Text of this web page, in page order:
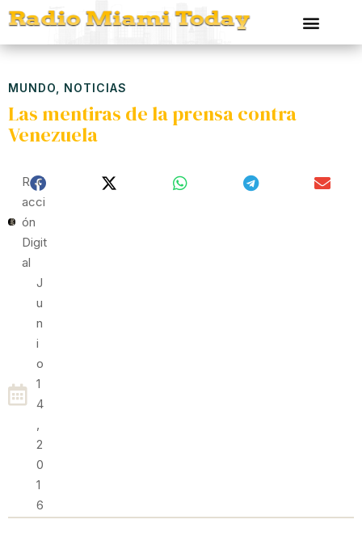
MUNDO NOTICIAS
Las mentiras de la prensa contra
Venezuela
Red
Acci
Ón
Digit
Al
J
U
N
I
O
1
4
,
2
0
1
6